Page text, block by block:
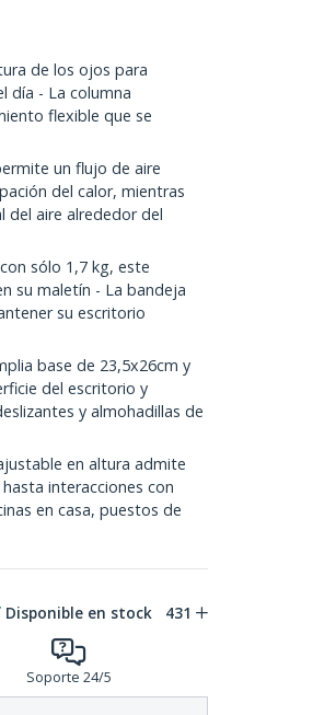
de los ojos para
día - La columna
flexible que se
un flujo de aire
del calor, mientras
del aire alrededor del
sólo 1,7 kg, este
su maletín - La bandeja
su escritorio
base de 23,5x26cm y
del escritorio y
y almohadillas de
en altura admite
interacciones con
en casa, puestos de
Disponible en stock 431
Soporte 24/5